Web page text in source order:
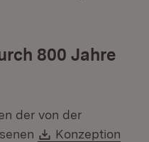
800 Jahre
der von der
Download:
Konzeption